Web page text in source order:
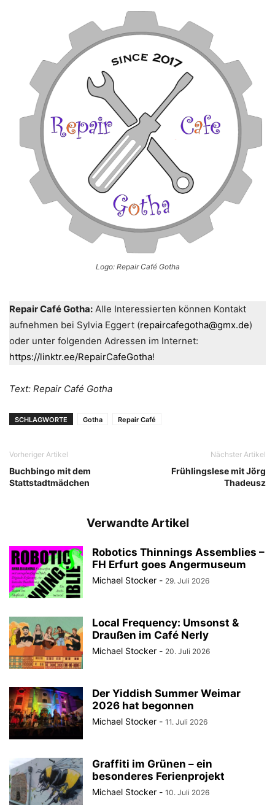
Logo: Repair Café Gotha
Repair Café Gotha: Alle Interessierten können Kontakt
aufnehmen bei Sylvia Eggert (repaircafegotha@gmx.de)
oder unter folgenden Adressen im Internet:
https://linktr.ee/RepairCafeGotha!
Text: Repair Café Gotha
SCHLAGWORTE Gotha Repair Café
Vorheriger Artikel
Buchbingo mit dem
Stattstadtmädchen
Nächster Artikel
Frühlingslese mit Jörg
Thadeusz
Verwandte Artikel
Robotics Thinnings Assemblies –
FH Erfurt goes Angermuseum
Michael Stocker - 29. Juli 2026
Local Frequency: Umsonst &
Draußen im Café Nerly
Michael Stocker - 20. Juli 2026
Der Yiddish Summer Weimar
2026 hat begonnen
Michael Stocker - 11. Juli 2026
Graffiti im Grünen – ein
besonderes Ferienprojekt
Michael Stocker - 10. Juli 2026